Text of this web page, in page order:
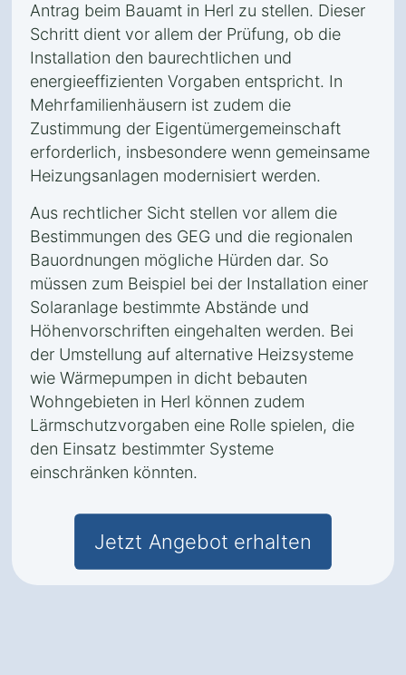
Antrag beim Bauamt in Herl zu stellen. Dieser
Schritt dient vor allem der Prüfung, ob die
Installation den baurechtlichen und
energieeffizienten Vorgaben entspricht. In
Mehrfamilienhäusern ist zudem die
Zustimmung der Eigentümergemeinschaft
erforderlich, insbesondere wenn gemeinsame
Heizungsanlagen modernisiert werden.
Aus rechtlicher Sicht stellen vor allem die
Bestimmungen des GEG und die regionalen
Bauordnungen mögliche Hürden dar. So
müssen zum Beispiel bei der Installation einer
Solaranlage bestimmte Abstände und
Höhenvorschriften eingehalten werden. Bei
der Umstellung auf alternative Heizsysteme
wie Wärmepumpen in dicht bebauten
Wohngebieten in Herl können zudem
Lärmschutzvorgaben eine Rolle spielen, die
den Einsatz bestimmter Systeme
einschränken könnten.
Jetzt Angebot erhalten